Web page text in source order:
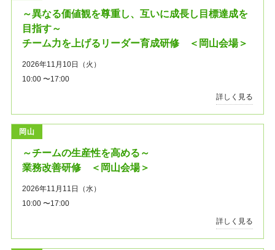
～異なる価値観を尊重し、互いに成長し目標達成を
目指す～
チーム力を上げるリーダー育成研修 ＜岡山会場＞
2026年11月10日（火）
10:00 〜17:00
詳しく見る
岡山
～チームの生産性を高める～
業務改善研修 ＜岡山会場＞
2026年11月11日（水）
10:00 〜17:00
詳しく見る